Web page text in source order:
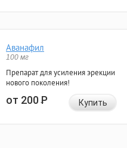
Аванафил
100 мг
Препарат для усиления эрекции
нового поколения!
от 200Р Купить